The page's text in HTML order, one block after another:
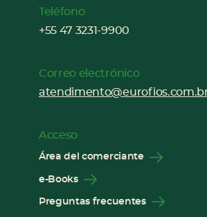
Teléfono
+55 47 3231-9900
Correo electrónico
Acceso
Área del comerciante
e-Books
Preguntas frecuentes